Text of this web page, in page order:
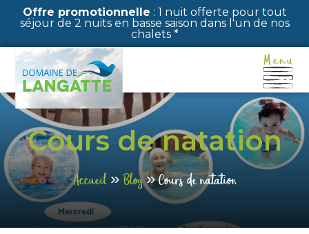
Offre promotionnelle : 1 nuit offerte pour tout
séjour de 2 nuits en basse saison dans l'un de nos
chalets *
Cours de natation
Accueil»Blog»Cours de natation
Panneau de gestion des cookies